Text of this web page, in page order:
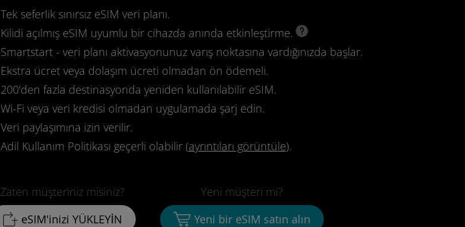
Tek seferlik sınırsız eSIM veri planı.
Kilidi açılmış eSIM uyumlu bir cihazda anında etkinleştirme.
Smartstart - veri planı aktivasyonunuz varış noktasına vardığınızda başlar.
Ekstra ücret veya dolaşım ücreti olmadan ön ödemeli.
200'den fazla destinasyonda yeniden kullanılabilir eSIM.
Wi-Fi veya veri kredisi olmadan uygulamada şarj edin.
Veri paylaşımına izin verilir.
Adil Kullanım Politikası geçerli olabilir (ayrıntıları görüntüle).
Zaten müşteriniz misiniz?
eSIM'inizi YÜKLEYİN
Yeni müşteri mi?
Yeni bir eSIM satın alın